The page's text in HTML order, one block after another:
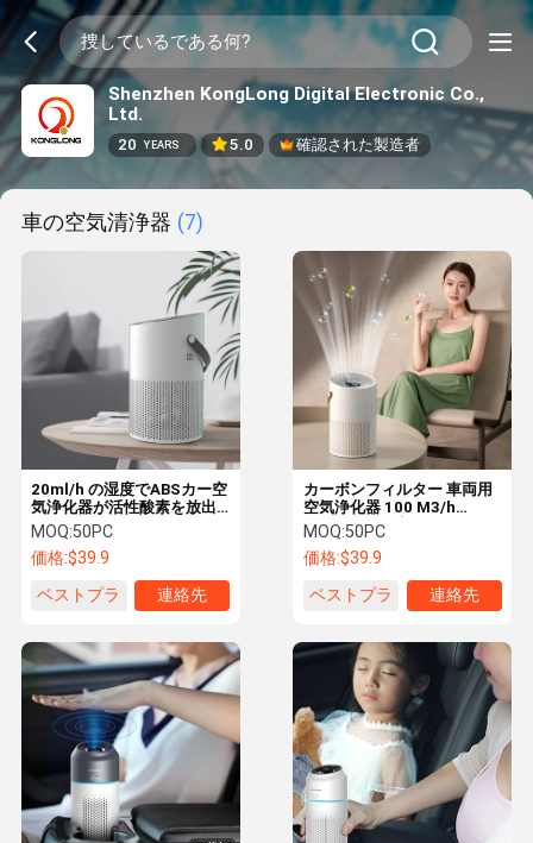
Shenzhen KongLong Digital Electronic Co.,
Ltd.
20 YEARS 5.0 確認された製造者
車の空気清浄器 (7)
20ml/h の湿度でABSカー空
気浄化器が活性酸素を放出
する
MOQ:50PC
価格:$39.9
ベストプラ
連絡先
カーボンフィルター 車両用
空気浄化器 100 M3/h
20ml/H の湿度
MOQ:50PC
価格:$39.9
ベストプラ
連絡先